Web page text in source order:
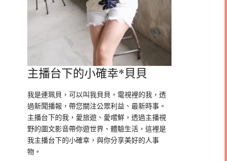
主播台下的小確幸*貝貝
我是連珮貝，可以叫我貝貝，電視裡的我，透
過新聞播報，帶您關注公眾利益、最新時事。
主播台下的我，愛旅遊、愛嚐鮮，透過主播視
野的圖文影音帶你遊世界、體驗生活，這裡是
我主播台下的小確幸，與你分享美好的人事
物。